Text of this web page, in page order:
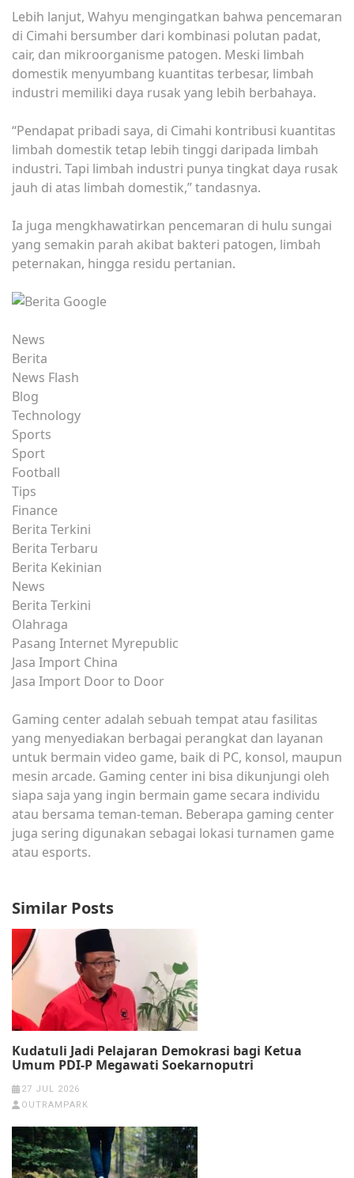
‎Lebih lanjut, Wahyu mengingatkan bahwa pencemaran
di Cimahi bersumber dari kombinasi polutan padat,
cair, dan mikroorganisme patogen. Meski limbah
domestik menyumbang kuantitas terbesar, limbah
industri memiliki daya rusak yang lebih berbahaya.
‎“Pendapat pribadi saya, di Cimahi kontribusi kuantitas
limbah domestik tetap lebih tinggi daripada limbah
industri. Tapi limbah industri punya tingkat daya rusak
jauh di atas limbah domestik,” tandasnya.
‎Ia juga mengkhawatirkan pencemaran di hulu sungai
yang semakin parah akibat bakteri patogen, limbah
peternakan, hingga residu pertanian.
News
Berita
News Flash
Blog
Technology
Sports
Sport
Football
Tips
Finance
Berita Terkini
Berita Terbaru
Berita Kekinian
News
Berita Terkini
Olahraga
Pasang Internet Myrepublic
Jasa Import China
Jasa Import Door to Door
Gaming center adalah sebuah tempat atau fasilitas
yang menyediakan berbagai perangkat dan layanan
untuk bermain video game, baik di PC, konsol, maupun
mesin arcade. Gaming center ini bisa dikunjungi oleh
siapa saja yang ingin bermain game secara individu
atau bersama teman-teman. Beberapa gaming center
juga sering digunakan sebagai lokasi turnamen game
atau esports.
Similar Posts
Kudatuli Jadi Pelajaran Demokrasi bagi Ketua
Umum PDI-P Megawati Soekarnoputri
27 JUL 2026
OUTRAMPARK